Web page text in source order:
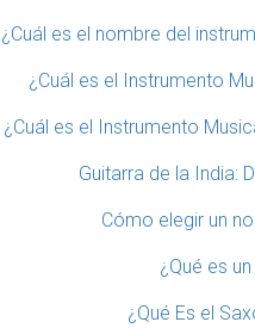
¿Cuál es el nombre del
¿Cuál es el Instrumento
¿Cuál es el Instrumento
Guitarra de la India:
Cómo elegir un
¿Qué es
¿Qué Es el